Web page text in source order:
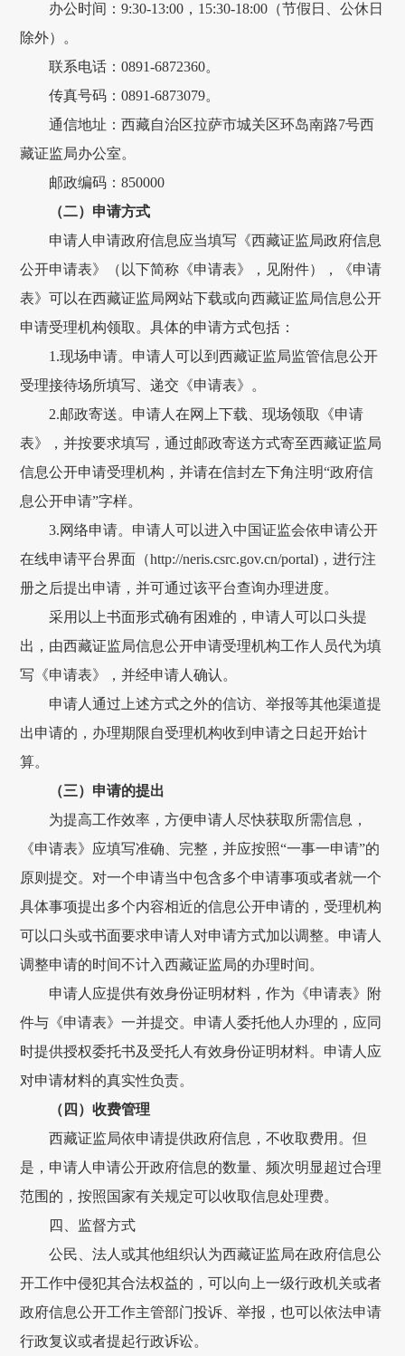
办公时间 ：9:30-13:00 ， 15:30-18:00 （节假日、公休日
除外）。
联系电话：0891-6872360。
传真号码 ：0891-6873079。
通信地址：西藏自治区拉萨市城关区环岛南路7号西
藏证监局办公室。
邮政编码 ：850000
（二）申请方式
申请人申请政府信息应当填写《西藏证监局政府信息
公开申请表》（以下简称《申请表》
，见附件），《申请
表》可以在西藏证监局网站下载或向西藏证监局信息公开
申请受理机构领取。具体的申请方式包括：
1.现场申请。申请人可以到西藏证监局监管信息公开
受理接待场所填写、递交《申请表》。
2.邮政寄送。 申请人在网上下载、现场领取《申请
表》，并按要求填写，通过邮政寄送方式寄至西藏证监局
信息公开申请受理机构，并请在信封左下角注明“政府信
息公开申请”字样。
3.网络申请。申请人可以进入中国证监会依申请公开
在线申请平台界面（http://neris.csrc.gov.cn/portal)，进行注
册之后提出申请，并可通过该平台查询办理进度。
采用以上书面形式确有困难的，申请人可以口头提
出，由西藏证监局信息公开申请受理机构工作人员代为填
写《申请表》，并经申请人确认。
申请人通过上述方式之外的信访、举报等其他渠道提
出申请的，办理期限自受理机构收到申请之日起开始计
算。
（三）申请的提出
为提高工作效率，方便申请人尽快获取所需信息，
《申请表》应填写准确、完整，并应按照“一事一申请”的
原则提交。对一个申请当中包含多个申请事项或者就一个
具体事项提出多个内容相近的信息公开申请的，受理机构
可以口头或书面要求申请人对申请方式加以调整。申请人
调整申请的时间不计入西藏证监局的办理时间。
申请人应提供有效身份证明材料，作为《申请表》附
件与《申请表》一并提交。 申请人委托他人办理的，应同
时提供授权委托书及受托人有效身份证明材料。申请人应
对申请材料的真实性负责。
（四）收费管理
西藏证监局依申请提供政府信息，不收取费用。但
是，申请人申请公开政府信息的数量、频次明显超过合理
范围的，按照国家有关规定可以收取信息处理费。
四
、监督方式
公民、法人或其他组织认为西藏证监局在政府信息公
开工作中侵犯其合法权益的，可以向 上一级行政机关或者
政府信息公开工作主管部门投诉、举报，也可以依法申请
行政复议或者提起行政诉讼。